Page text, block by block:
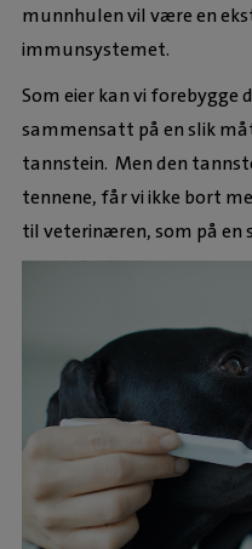
munnhulen vil være en
immunsystemet.
Som eier kan vi
sammensatt på en slik
tannstein. Men den
tennene, får vi ikke bort
til veterinæren, som på en